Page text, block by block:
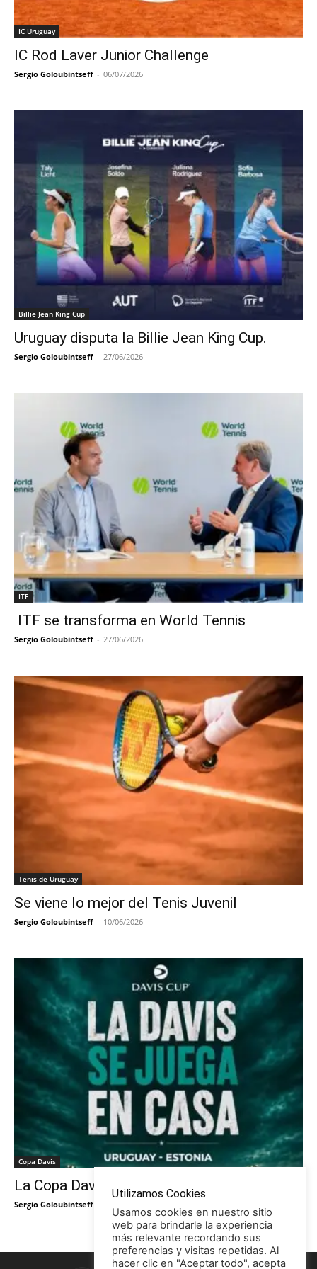
IC Uruguay
IC Rod Laver Junior Challenge
Sergio Goloubintseff - 06/07/2026
Billie Jean King Cup
Uruguay disputa la Billie Jean King Cup.
Sergio Goloubintseff - 27/06/2026
ITF
ITF se transforma en World Tennis
Sergio Goloubintseff - 27/06/2026
Tenis de Uruguay
Se viene lo mejor del Tenis Juvenil
Sergio Goloubintseff - 10/06/2026
Copa Davis
La Copa Davis vuelve al Círculo
Sergio Goloubintseff
Utilizamos Cookies
Usamos cookies en nuestro sitio
web para brindarle la experiencia
más relevante recordando sus
preferencias y visitas repetidas. Al
hacer clic en "Aceptar todo", acepta